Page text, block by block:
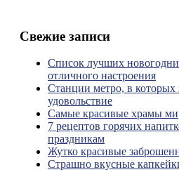
Свежие записи
Список лучших
отличного настроения
Станции метро, в
удовольствие
Самые красивые храмы
7 рецептов горячих
праздникам
Жутко красивые
Страшно вкусные